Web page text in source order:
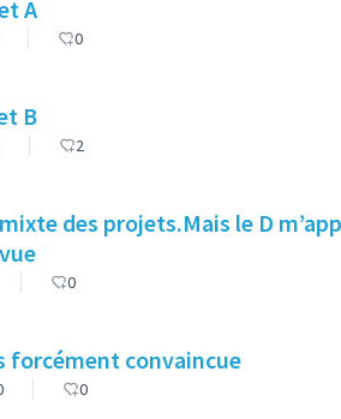
A
0
B
2
des projets.Mais le D
0
forcément convaincue
0